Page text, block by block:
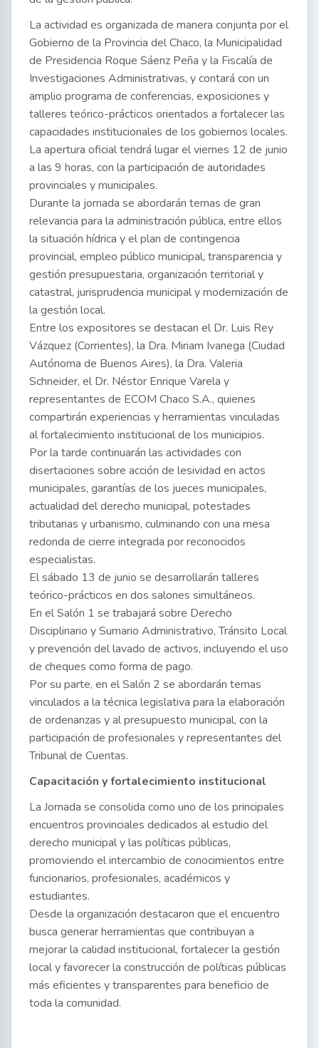
La actividad es organizada de manera conjunta por el
Gobierno de la Provincia del Chaco, la Municipalidad
de Presidencia Roque Sáenz Peña y la Fiscalía de
Investigaciones Administrativas, y contará con un
amplio programa de conferencias, exposiciones y
talleres teórico-prácticos orientados a fortalecer las
capacidades institucionales de los gobiernos locales.
La apertura oficial tendrá lugar el viernes 12 de junio
a las 9 horas, con la participación de autoridades
provinciales y municipales.
Durante la jornada se abordarán temas de gran
relevancia para la administración pública, entre ellos
la situación hídrica y el plan de contingencia
provincial, empleo público municipal, transparencia y
gestión presupuestaria, organización territorial y
catastral, jurisprudencia municipal y modernización de
la gestión local.
Entre los expositores se destacan el Dr. Luis Rey
Vázquez (Corrientes), la Dra. Miriam Ivanega (Ciudad
Autónoma de Buenos Aires), la Dra. Valeria
Schneider, el Dr. Néstor Enrique Varela y
representantes de ECOM Chaco S.A., quienes
compartirán experiencias y herramientas vinculadas
al fortalecimiento institucional de los municipios.
Por la tarde continuarán las actividades con
disertaciones sobre acción de lesividad en actos
municipales, garantías de los jueces municipales,
actualidad del derecho municipal, potestades
tributarias y urbanismo, culminando con una mesa
redonda de cierre integrada por reconocidos
especialistas.
El sábado 13 de junio se desarrollarán talleres
teórico-prácticos en dos salones simultáneos.
En el Salón 1 se trabajará sobre Derecho
Disciplinario y Sumario Administrativo, Tránsito Local
y prevención del lavado de activos, incluyendo el uso
de cheques como forma de pago.
Por su parte, en el Salón 2 se abordarán temas
vinculados a la técnica legislativa para la elaboración
de ordenanzas y al presupuesto municipal, con la
participación de profesionales y representantes del
Tribunal de Cuentas.
Capacitación y fortalecimiento institucional
La Jornada se consolida como uno de los principales
encuentros provinciales dedicados al estudio del
derecho municipal y las políticas públicas,
promoviendo el intercambio de conocimientos entre
funcionarios, profesionales, académicos y
estudiantes.
Desde la organización destacaron que el encuentro
busca generar herramientas que contribuyan a
mejorar la calidad institucional, fortalecer la gestión
local y favorecer la construcción de políticas públicas
más eficientes y transparentes para beneficio de
toda la comunidad.